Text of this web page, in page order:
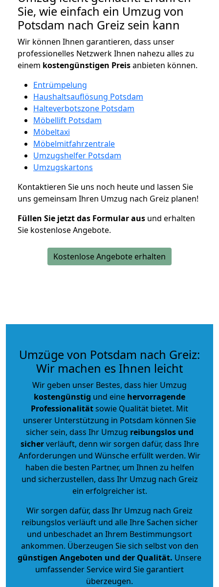
Sie, wie einfach ein Umzug von
Potsdam nach Greiz sein kann
Wir können Ihnen garantieren, dass unser
professionelles Netzwerk Ihnen nahezu alles zu
einem kostengünstigen Preisanbieten können.
Entrümpelung
Haushaltsauflösung Potsdam
Halteverbotszone Potsdam
Möbellift Potsdam
Möbeltaxi
Möbelmitfahrzentrale
Umzugshelfer Potsdam
Umzugskartons
Kontaktieren Sie uns noch heute und lassen Sie
uns gemeinsam Ihren Umzug nach Greiz planen!
Füllen Sie jetzt das Formular aus und erhalten
Sie kostenlose Angebote.
Kostenlose Angebote erhalten
Umzüge von Potsdam nach Greiz:
Wir machen es Ihnen leicht
Wir geben unser Bestes, dass hier Umzug
kostengünstig und eine hervorragende
Professionalitätsowie Qualität bietet. Mit
unserer Unterstützung in Potsdam können Sie
sicher sein, dass Ihr Umzug reibungslos und
sicherverläuft, denn wir sorgen dafür, dass Ihre
Anforderungen und Wünsche erfüllt werden. Wir
haben die besten Partner, um Ihnen zu helfen
und sicherzustellen, dass Ihr Umzug nach Greiz
ein erfolgreicher ist.
Wir sorgen dafür, dass Ihr Umzug nach Greiz
reibungslos verläuft und alle Ihre Sachen sicher
und unbeschadet an Ihrem Bestimmungsort
ankommen. Überzeugen Sie sich selbst von den
günstigen Angeboten und der Qualität. Unsere
umfassender Service wird Sie garantiert
überzeugen.